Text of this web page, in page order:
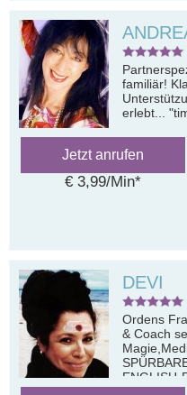
familiär!
erlebt...
Jetzt anrufen
€ 3,99/Min*
DEVI
Ordens
& Coach
ENGLISH-